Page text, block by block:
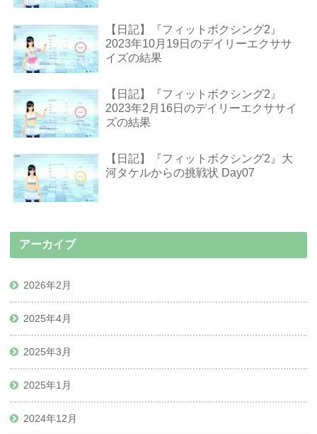
【日記】『フィットボクシング2』
2023年10月19日のデイリーエクササ
イズの結果
【日記】『フィットボクシング2』
2023年2月16日のデイリーエクササイ
ズの結果
【日記】『フィットボクシング2』大
河タケルからの挑戦状 Day07
アーカイブ
2026年2月
2025年4月
2025年3月
2025年1月
2024年12月